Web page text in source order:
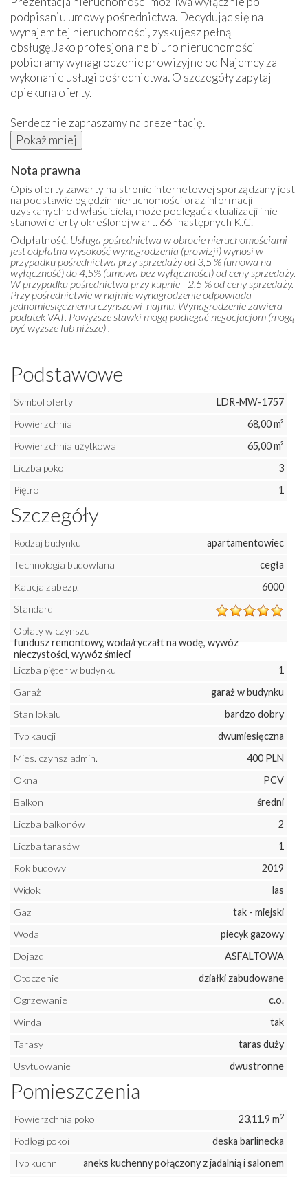
podpisaniu umowy pośrednictwa. Decydując się na
wynajem tej nieruchomości, zyskujesz pełną
obsługę.Jako profesjonalne biuro nieruchomości
pobieramy wynagrodzenie prowizyjne od Najemcy za
wykonanie usługi pośrednictwa. O szczegóły zapytaj
opiekuna oferty.
Serdecznie zapraszamy na prezentację.
Pokaż mniej
Nota prawna
Opis oferty zawarty na stronie internetowej sporządzany jest
na podstawie oględzin nieruchomości oraz informacji
uzyskanych od właściciela, może podlegać aktualizacji i nie
stanowi oferty określonej w art. 66 i następnych K.C.
Odpłatność. Usługa pośrednictwa w obrocie nieruchomościami
jest odpłatna wysokość wynagrodzenia (prowizji) wynosi w
przypadku pośrednictwa przy sprzedaży od 3,5 % (umowa na
wyłączność) do 4,5% (umowa bez wyłączności) od ceny sprzedaży.
W przypadku pośrednictwa przy kupnie - 2,5 % od ceny sprzedaży.
Przy pośrednictwie w najmie wynagrodzenie odpowiada
jednomiesięcznemu czynszowi najmu. Wynagrodzenie zawiera
podatek VAT. Powyższe stawki mogą podlegać negocjacjom (mogą
być wyższe lub niższe) .
Podstawowe
Symbol oferty
LDR-MW-1757
Powierzchnia
68,00 m²
Powierzchnia użytkowa
65,00 m²
Liczba pokoi
3
Piętro
1
Szczegóły
Rodzaj budynku
apartamentowiec
Technologia budowlana
cegła
Kaucja zabezp.
6000
Standard
Opłaty w czynszu
fundusz remontowy, woda/ryczałt na wodę, wywóz
nieczystości, wywóz śmieci
Liczba pięter w budynku
1
Garaż
garaż w budynku
Stan lokalu
bardzo dobry
Typ kaucji
dwumiesięczna
Mies. czynsz admin.
400 PLN
Okna
PCV
Balkon
średni
Liczba balkonów
2
Liczba tarasów
1
Rok budowy
2019
Widok
las
Gaz
tak - miejski
Woda
piecyk gazowy
Dojazd
ASFALTOWA
Otoczenie
działki zabudowane
Ogrzewanie
c.o.
Winda
tak
Tarasy
taras duży
Usytuowanie
dwustronne
Pomieszczenia
Powierzchnia pokoi 23,11,9 m2
Podłogi pokoi
deska barlinecka
Typ kuchni
aneks kuchenny połączony z jadalnią i salonem